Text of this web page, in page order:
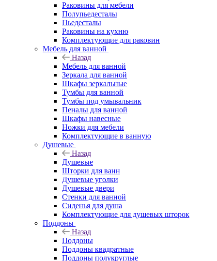
Раковины для мебели
Полупьедесталы
Пьедесталы
Раковины на кухню
Комплектующие для раковин
Мебель для ванной
Назад
Мебель для ванной
Зеркала для ванной
Шкафы зеркальные
Тумбы для ванной
Тумбы под умывальник
Пеналы для ванной
Шкафы навесные
Ножки для мебели
Комплектующие в ванную
Душевые
Назад
Душевые
Шторки для ванн
Душевые уголки
Душевые двери
Стенки для ванной
Сиденья для душа
Комплектующие для душевых шторок
Поддоны
Назад
Поддоны
Поддоны квадратные
Поддоны полукруглые